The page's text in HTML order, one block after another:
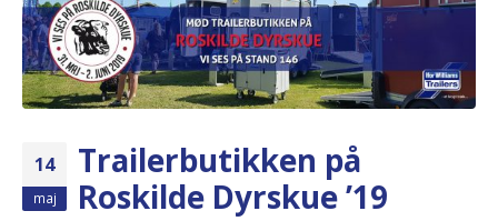
14
maj
Trailerbutikken på
Roskilde Dyrskue ’19